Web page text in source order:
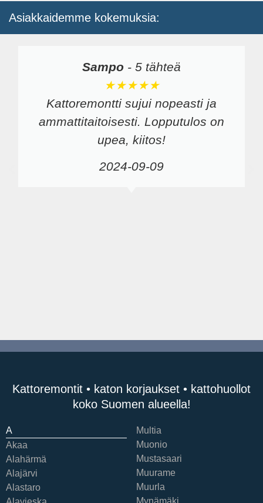
Asiakkaidemme kokemuksia:
Sampo - 5 tähteä
★★★★★
Kattoremontti sujui nopeasti ja
ammattitaitoisesti. Lopputulos on
upea, kiitos!
2024-09-09
Kattoremontit • katon korjaukset • kattohuollot
koko Suomen alueella!
A
Akaa
Alahärmä
Alajärvi
Alastaro
Multia
Muonio
Mustasaari
Muurame
Muurla